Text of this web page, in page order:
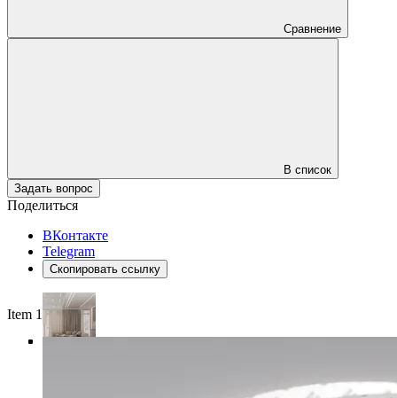
Сравнение
В список
Задать вопрос
Поделиться
ВКонтакте
Telegram
Скопировать ссылку
Item 1 of 5